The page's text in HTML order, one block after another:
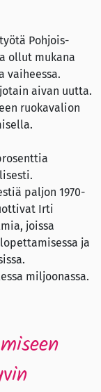
Pohjois-
ollut mukana
vaiheessa.
aivan uutta.
ruokavalion
paljon 1970-
Irti
joissa
ja
miljoonassa.